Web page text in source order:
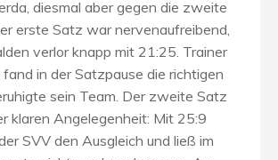
diesmal aber gegen die zweite
erste Satz war nervenaufreibend,
verlor knapp mit 21:25. Trainer
in der Satzpause die richtigen
sein Team. Der zweite Satz
klaren Angelegenheit: Mit 25:9
SVV den Ausgleich und ließ im